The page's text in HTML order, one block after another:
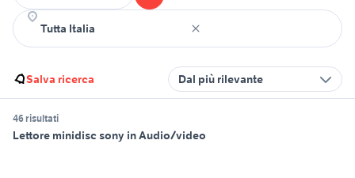
Salva ricerca Dal più rilevante
46 risultati
Lettore minidisc sony in Audio/video